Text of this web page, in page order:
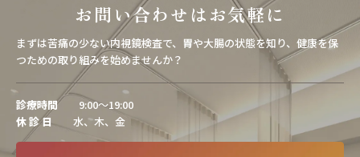
お問い合わせはお気軽に
まずは苦痛の少ない内視鏡検査で、胃や大腸の状態を知り、健康を保
つための取り組みを始めませんか？
診療時間9:00～19:00
休 診 日
水、木、金